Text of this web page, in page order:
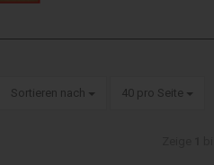
Sortieren nach 40 pro Seite